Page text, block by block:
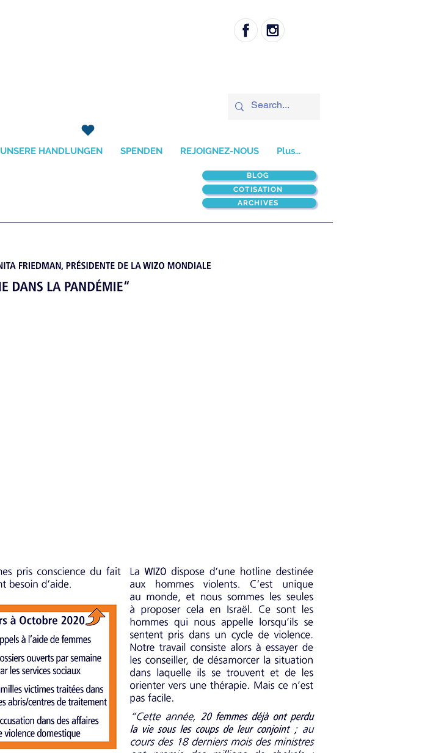
UNSERE HANDLUNGEN SPENDEN REJOIGNEZ-NOUS Plus...
BLOG
COTISATION
ARCHIVES